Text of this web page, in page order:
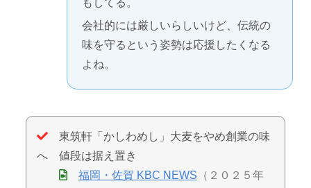
もしてる。
会社的には厳しいらしいけど、伝統の
味を守るという姿勢は応援したくなる
よね。
東筑軒「かしわめし」大麦をやめ創業の味
へ 値段は据え置き
福岡・佐賀 KBC NEWS （２０２５年